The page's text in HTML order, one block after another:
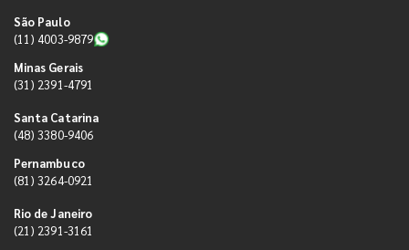
São Paulo
(11) 4003-9879
Minas Gerais
(31) 2391-4791
Santa Catarina
(48) 3380-9406
Pernambuco
(81) 3264-0921
Rio de Janeiro
(21) 2391-3161